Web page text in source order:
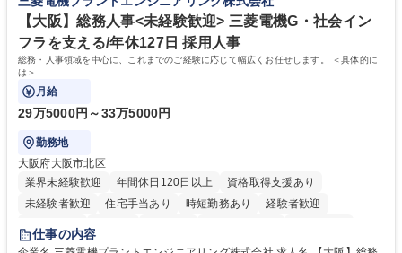
待され。組織を支えるスペシャリストとして、チームに貢献し、結果的に
社員から頼られる存在になることができます。平均19:30の退勤以降の業
務の持ち帰りも禁止されており、メリハリのある働き方となります。 学
歴・資格 学歴：大学院 大学 高専 短大 語学力： 資格：
【大阪】総務人事<未経験歓迎> 三菱電機G・社会イン
フラを支える/年休127日 採用人事
総務・人事領域を中心に、これまでのご経験に応じて幅広くお任せします。 ＜具体的に
は＞
月給
29万5000円～33万5000円
勤務地
大阪府大阪市北区
業界未経験歓迎
年間休日120日以上
資格取得支援あり
未経験者歓迎
住宅手当あり 時短勤務あり
経験者歓迎
退職金あり
駅近5分以内
土日祝休み 服装自由 寮・社宅あり 食事補助あり
仕事の内容